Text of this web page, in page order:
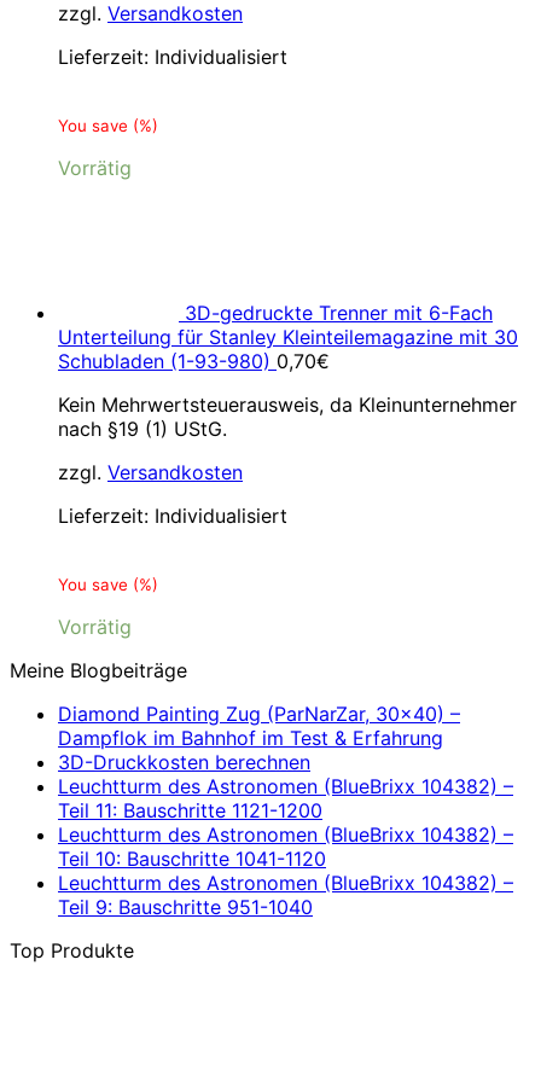
zzgl. Versandkosten
Lieferzeit: Individualisiert
You save (%)
Vorrätig
3D-gedruckte Trenner mit 6-Fach
Unterteilung für Stanley Kleinteilemagazine mit 30
Schubladen (1-93-980) 0,70€
Kein Mehrwertsteuerausweis, da Kleinunternehmer
nach §19 (1) UStG.
zzgl. Versandkosten
Lieferzeit: Individualisiert
You save (%)
Vorrätig
Meine Blogbeiträge
Diamond Painting Zug (ParNarZar, 30×40) –
Dampflok im Bahnhof im Test & Erfahrung
3D-Druckkosten berechnen
Leuchtturm des Astronomen (BlueBrixx 104382) –
Teil 11: Bauschritte 1121-1200
Leuchtturm des Astronomen (BlueBrixx 104382) –
Teil 10: Bauschritte 1041-1120
Leuchtturm des Astronomen (BlueBrixx 104382) –
Teil 9: Bauschritte 951-1040
Top Produkte